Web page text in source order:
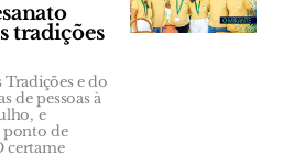
tradições
Tradições e do
de pessoas à
e
ponto de
certame